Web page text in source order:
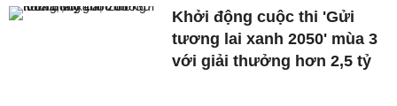
Khởi động cuộc thi 'Gửi
tương lai xanh 2050' mùa 3
với giải thưởng hơn 2,5 tỷ